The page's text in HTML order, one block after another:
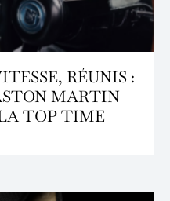
RÉUNIS :
MARTIN
TOP TIME